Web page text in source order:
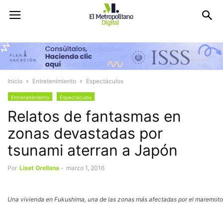
Inicio Entretenimiento Espectáculos
Entretenimiento Espectáculos
Relatos de fantasmas en
zonas devastadas por
tsunami aterran a Japón
Por Liset Orellana - marzo 1, 2016
Una vivienda en Fukushima, una de las zonas más afectadas por el maremoto